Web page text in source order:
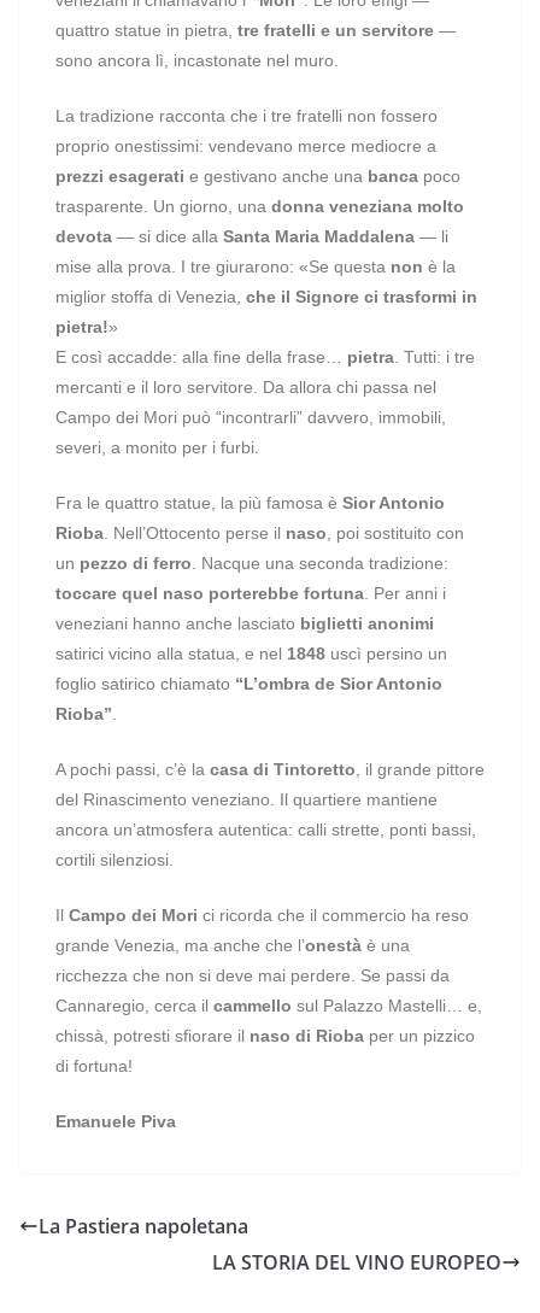
quattro statue in pietra, tre fratelli e un servitore —
sono ancora lì, incastonate nel muro.
La tradizione racconta che i tre fratelli non fossero
proprio onestissimi: vendevano merce mediocre a
prezzi esagerati e gestivano anche una banca poco
trasparente. Un giorno, una donna veneziana molto
devota — si dice alla Santa Maria Maddalena — li
mise alla prova. I tre giurarono: «Se questa non è la
miglior stoffa di Venezia, che il Signore ci trasformi in
pietra!»
E così accadde: alla fine della frase… pietra . Tutti: i tre
mercanti e il loro servitore. Da allora chi passa nel
Campo dei Mori può “incontrarli” davvero, immobili,
severi, a monito per i furbi.
Fra le quattro statue, la più famosa è Sior Antonio
Rioba . Nell’Ottocento perse il naso , poi sostituito con
un pezzo di ferro . Nacque una seconda tradizione:
toccare quel naso porterebbe fortuna . Per anni i
veneziani hanno anche lasciato biglietti anonimi
satirici vicino alla statua, e nel 1848 uscì persino un
foglio satirico chiamato “L’ombra de Sior Antonio
Rioba”
A pochi passi, c’è la casa di Tintoretto , il grande pittore
del Rinascimento veneziano. Il quartiere mantiene
ancora un’atmosfera autentica: calli strette, ponti bassi,
cortili silenziosi.
Il Campo dei Mori ci ricorda che il commercio ha reso
grande Venezia, ma anche che l’onestà è una
ricchezza che non si deve mai perdere. Se passi da
Cannaregio, cerca il cammello sul Palazzo Mastelli… e,
chissà, potresti sfiorare il naso di Rioba per un pizzico
di fortuna!
Emanuele Piva
La Pastiera napoletana
LA STORIA DEL VINO EUROPEO